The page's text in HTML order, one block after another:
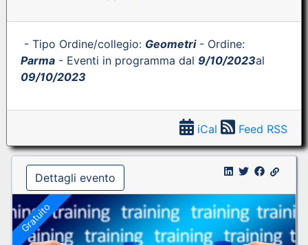
- Tipo Ordine/collegio: Geometri- Ordine:
Parma - Eventi in programma dal 9/10/2023al
09/10/2023
iCal Feed RSS
Dettagli evento
Gratuito